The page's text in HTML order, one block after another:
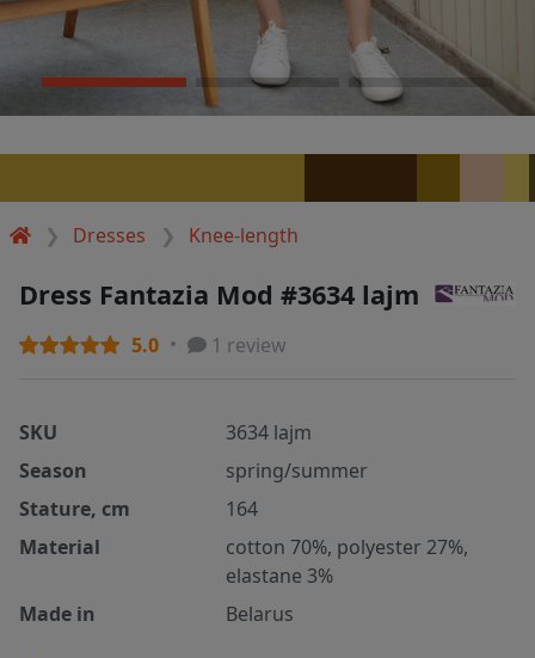
Dresses Knee-length
Dress Fantazia Mod #3634 lajm
5.0 1 review
SKU
3634 lajm
Season
spring/summer
Stature, cm
164
Material
cotton 70%, polyester 27%,
elastane 3%
Made in
Belarus